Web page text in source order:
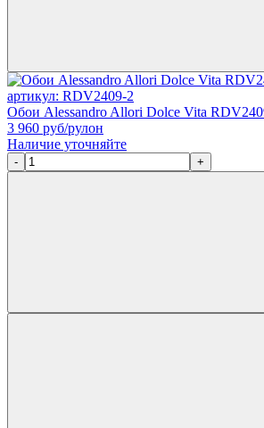
артикул: RDV2409-2
Обои Alessandro Allori Dolce Vita
3 960 руб/рулон
Наличие уточняйте
- +